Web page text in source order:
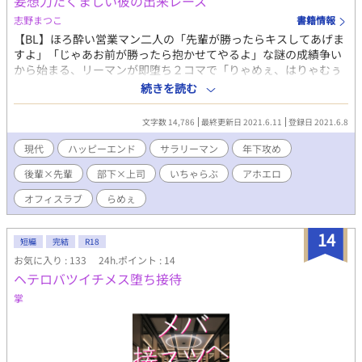
志野まつこ 書籍情報
【BL】ほろ酔い営業マン二人の「先輩が勝ったらキスしてあげま
すよ」「じゃあお前が勝ったら抱かせてやるよ」な謎の成績争い
から始まる、リーマンが即堕ち２コマで「りゃめぇ、はりゃむぅ
ぅぅ」っていうアホエロ。 部下からのキス獲得の為に仕事も妄想
もはかどりまくりの上司の話→からの上司が上司なら部下も部
下、な攻め目線の2本立てです。 顔も体もいい部下28×妄想オナ
ニストな上司30。一応ノンケ同士だったはず。受けは攻めが大好
きです。
続きを読む
文字数 14,786 最終更新日 2021.6.11 登録日 2021.6.8
現代 ハッピーエンド サラリーマン
年下攻め
後輩×先輩
部下×上司 いちゃらぶ
アホエロ
オフィスラブ
らめぇ
14
短編 完結 R18
お気に入り : 133 24h.ポイント : 14
ヘテロバツイチメス堕ち接待
掌